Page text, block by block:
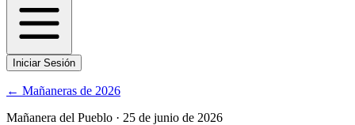
Iniciar Sesión
← Mañaneras de 2026
Mañanera del Pueblo · 25 de junio de 2026